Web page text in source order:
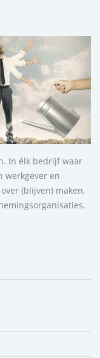
In élk bedrijf waar
werkgever en
(blijven) maken,